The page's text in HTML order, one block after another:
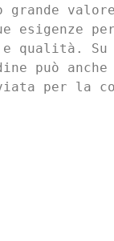
grande
esigenze
e qualità.
può anche
per la